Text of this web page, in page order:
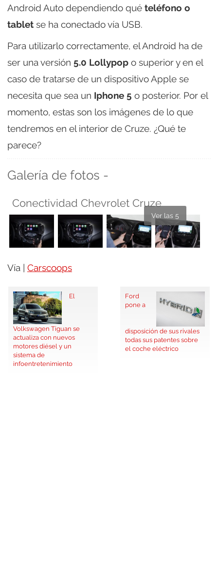
Android Auto dependiendo qué teléfono o
tablet se ha conectado vía USB.
Para utilizarlo correctamente, el Android ha de
ser una versión 5.0 Lollypop o superior y en el
caso de tratarse de un dispositivo Apple se
necesita que sea un Iphone 5 o posterior. Por el
momento, estas son los imágenes de lo que
tendremos en el interior de Cruze. ¿Qué te
parece?
Galería de fotos -
Conectividad Chevrolet Cruze
Ver las 5
Vía | Carscoops
El
Volkswagen Tiguan se
actualiza con nuevos
motores diésel y un
sistema de
infoentretenimiento
Ford
pone a
disposición de sus rivales
todas sus patentes sobre
el coche eléctrico